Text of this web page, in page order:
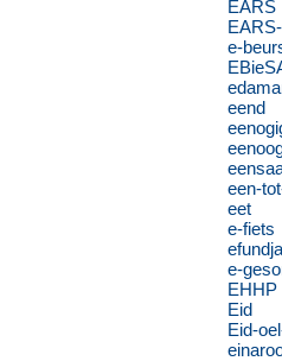
EARS
e-
eend
een-
eet
e-fiets
efundja
e-
EHHP
Eid
Eid-